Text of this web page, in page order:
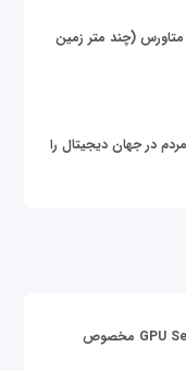
در متاورس (چند متر زمین
در جهان دیجیتال را
قیمت سرور گرافیکی | خرید GPU Server مخصوص